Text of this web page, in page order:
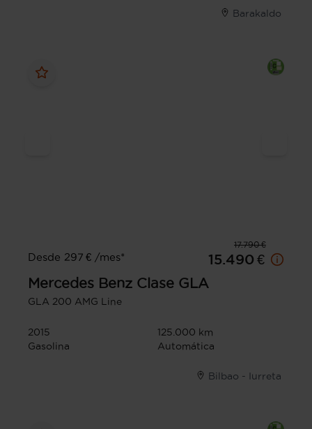
Barakaldo
17.790 €
Desde 297 € /mes*
15.490 €
Mercedes Benz Clase GLA
GLA 200 AMG Line
2015
125.000 km
Gasolina
Automática
Bilbao - Iurreta